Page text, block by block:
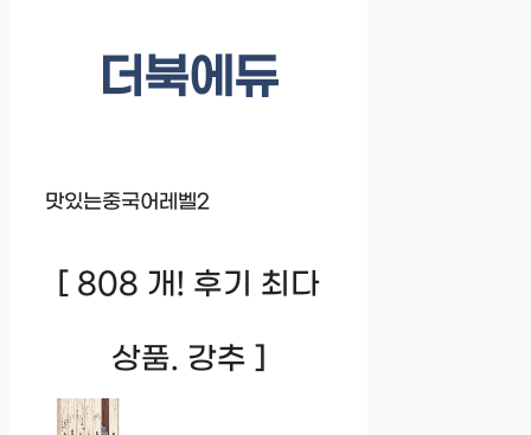
더북에듀
맛있는중국어레벨2
[ 808 개! 후기 최다
상품. 강추 ]